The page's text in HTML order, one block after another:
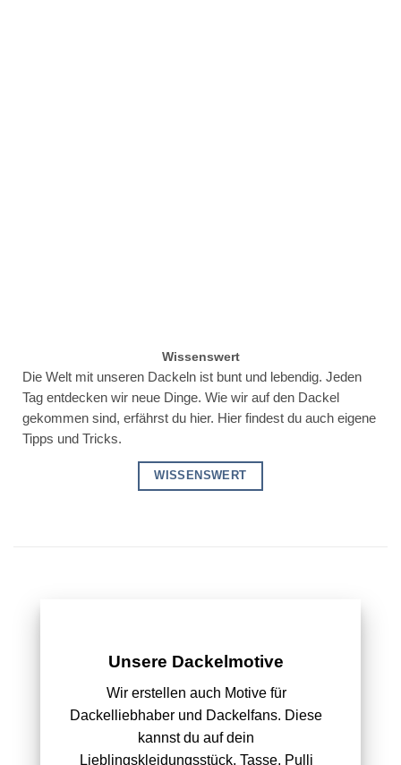
Wissenswert
Die Welt mit unseren Dackeln ist bunt und lebendig. Jeden
Tag entdecken wir neue Dinge. Wie wir auf den Dackel
gekommen sind, erfährst du hier. Hier findest du auch eigene
Tipps und Tricks.
WISSENSWERT
Unsere Dackelmotive
Wir erstellen auch Motive für
Dackelliebhaber und Dackelfans. Diese
kannst du auf dein
Lieblingskleidungsstück, Tasse, Pulli